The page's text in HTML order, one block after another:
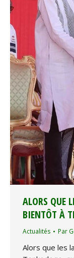
ALORS QUE
BIENTÔT À
Actualités Par
Alors que les